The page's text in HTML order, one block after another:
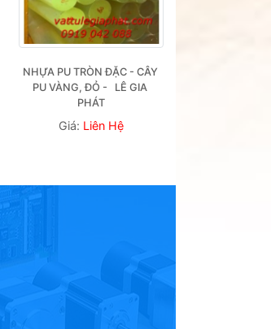
NHỰA PU TRÒN ĐẶC - CÂY
PU VÀNG, ĐỎ -   LÊ GIA
PHÁT
Giá: Liên Hệ